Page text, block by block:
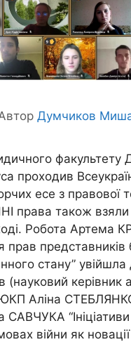
Думчиков
факультету
проходив
есе з правової
права також взяли
Робота Артема
прав представників
стану” увійшла
(науковий керівник
Аліна
САВЧУКА
війни як